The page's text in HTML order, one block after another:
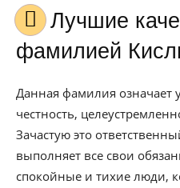
Лучшие качества человека с
фамилией
Данная фамилия означает
честность,
Зачастую это
выполняет все свои
спокойные и тихие люди,